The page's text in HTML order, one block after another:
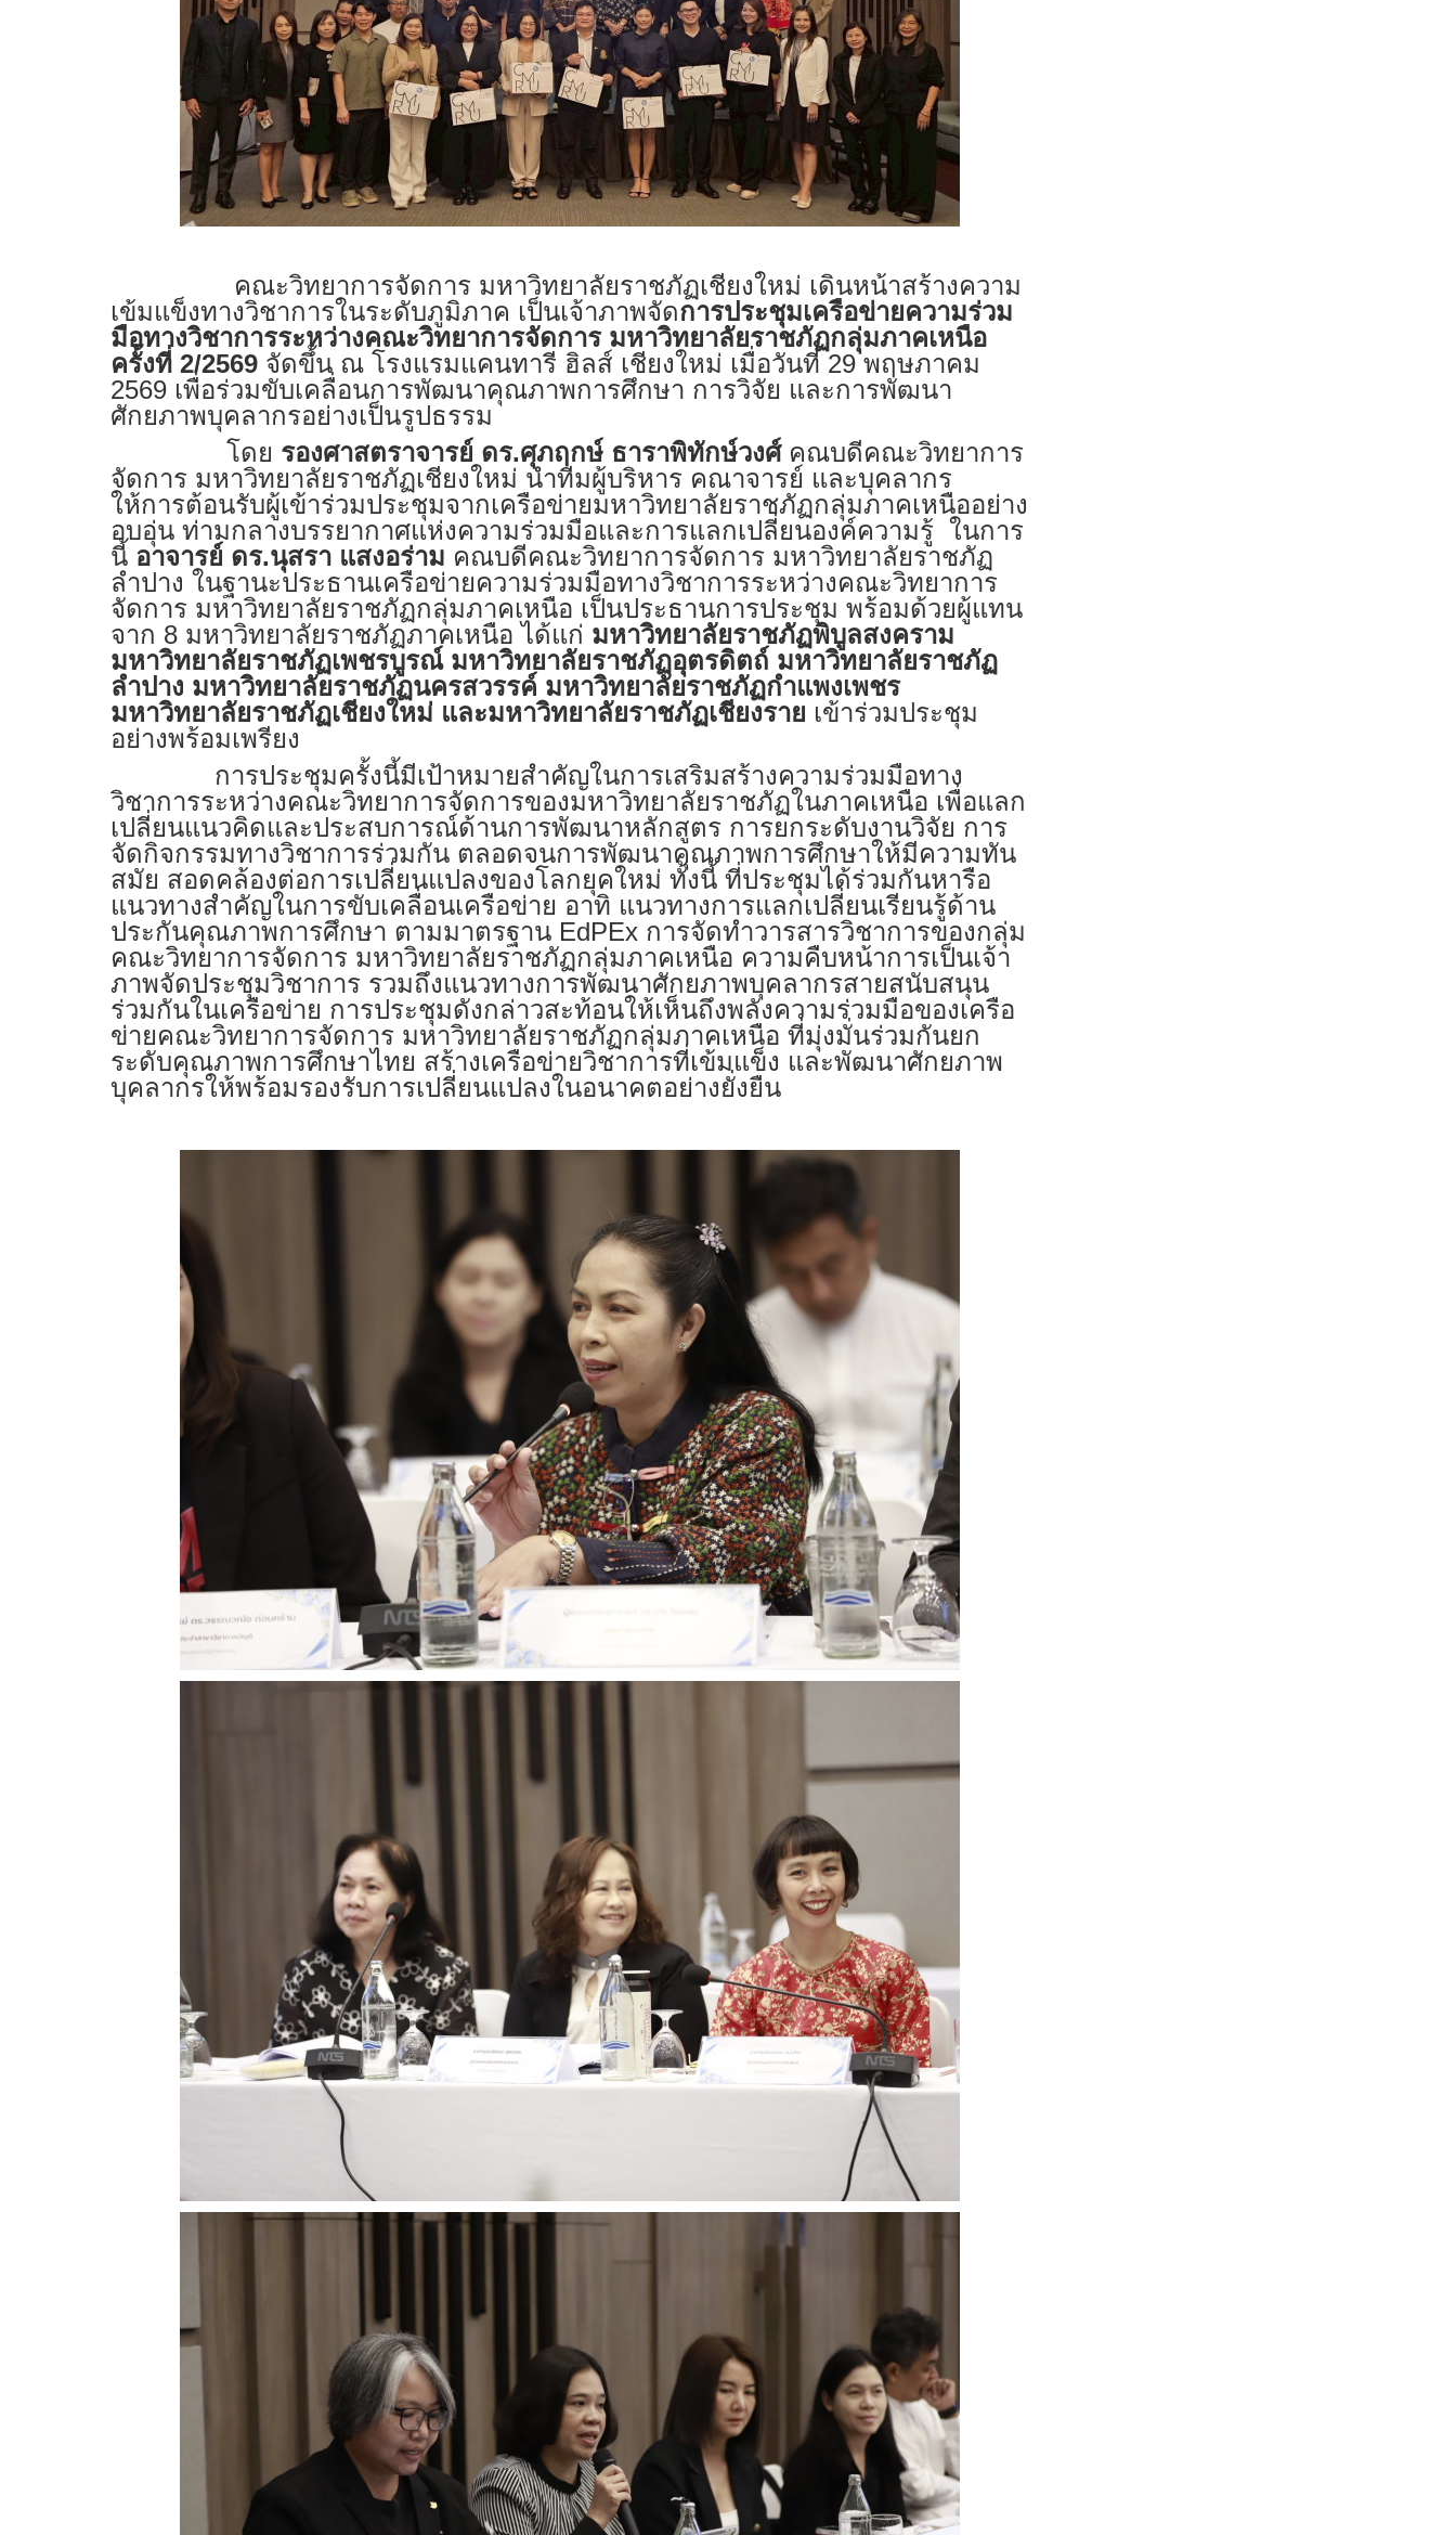
คณะวิทยาการจัดการ มหาวิทยาลัยราชภัฏเชียงใหม่ เดินหน้าสร้างความ
เข้มแข็งทางวิชาการในระดับภูมิภาค เป็นเจ้าภาพจัดการประชุมเครือข่ายความร่วม
มือทางวิชาการระหว่างคณะวิทยาการจัดการ มหาวิทยาลัยราชภัฏกลุ่มภาคเหนือ
ครั้งที่ 2/2569 จัดขึ้น ณ โรงแรมแคนทารี ฮิลส์ เชียงใหม่ เมื่อวันที่ 29 พฤษภาคม
2569 เพื่อร่วมขับเคลื่อนการพัฒนาคุณภาพการศึกษา การวิจัย และการพัฒนา
ศักยภาพบุคลากรอย่างเป็นรูปธรรม
โดย รองศาสตราจารย์ ดร.ศุภฤกษ์ ธาราพิทักษ์วงศ์คณบดีคณะวิทยาการ
จัดการ มหาวิทยาลัยราชภัฏเชียงใหม่ นำทีมผู้บริหาร คณาจารย์ และบุคลากร
ให้การต้อนรับผู้เข้าร่วมประชุมจากเครือข่ายมหาวิทยาลัยราชภัฏกลุ่มภาคเหนืออย่าง
อบอุ่น ท่ามกลางบรรยากาศแห่งความร่วมมือและการแลกเปลี่ยนองค์ความรู้ ในการ
นี้ อาจารย์ ดร.นุสรา แสงอร่าม คณบดีคณะวิทยาการจัดการ มหาวิทยาลัยราชภัฏ
ลำปาง ในฐานะประธานเครือข่ายความร่วมมือทางวิชาการระหว่างคณะวิทยาการ
จัดการ มหาวิทยาลัยราชภัฏกลุ่มภาคเหนือ เป็นประธานการประชุม พร้อมด้วยผู้แทน
จาก 8 มหาวิทยาลัยราชภัฏภาคเหนือ ได้แก่ มหาวิทยาลัยราชภัฏพิบูลสงคราม
มหาวิทยาลัยราชภัฏเพชรบูรณ์ มหาวิทยาลัยราชภัฏอุตรดิตถ์ มหาวิทยาลัยราชภัฏ
ลำปาง มหาวิทยาลัยราชภัฏนครสวรรค์ มหาวิทยาลัยราชภัฏกำแพงเพชร
มหาวิทยาลัยราชภัฏเชียงใหม่ และมหาวิทยาลัยราชภัฏเชียงราย เข้าร่วมประชุม
อย่างพร้อมเพรียง
การประชุมครั้งนี้มีเป้าหมายสำคัญในการเสริมสร้างความร่วมมือทาง
วิชาการระหว่างคณะวิทยาการจัดการของมหาวิทยาลัยราชภัฏในภาคเหนือ เพื่อแลก
เปลี่ยนแนวคิดและประสบการณ์ด้านการพัฒนาหลักสูตร การยกระดับงานวิจัย การ
จัดกิจกรรมทางวิชาการร่วมกัน ตลอดจนการพัฒนาคุณภาพการศึกษาให้มีความทัน
สมัย สอดคล้องต่อการเปลี่ยนแปลงของโลกยุคใหม่ ทั้งนี้ ที่ประชุมได้ร่วมกันหารือ
แนวทางสำคัญในการขับเคลื่อนเครือข่าย อาทิ แนวทางการแลกเปลี่ยนเรียนรู้ด้าน
ประกันคุณภาพการศึกษา ตามมาตรฐาน EdPEx การจัดทำวารสารวิชาการของกลุ่ม
คณะวิทยาการจัดการ มหาวิทยาลัยราชภัฏกลุ่มภาคเหนือ ความคืบหน้าการเป็นเจ้า
ภาพจัดประชุมวิชาการ รวมถึงแนวทางการพัฒนาศักยภาพบุคลากรสายสนับสนุน
ร่วมกันในเครือข่าย การประชุมดังกล่าวสะท้อนให้เห็นถึงพลังความร่วมมือของเครือ
ข่ายคณะวิทยาการจัดการ มหาวิทยาลัยราชภัฏกลุ่มภาคเหนือ ที่มุ่งมั่นร่วมกันยก
ระดับคุณภาพการศึกษาไทย สร้างเครือข่ายวิชาการที่เข้มแข็ง และพัฒนาศักยภาพ
บุคลากรให้พร้อมรองรับการเปลี่ยนแปลงในอนาคตอย่างยั่งยืน